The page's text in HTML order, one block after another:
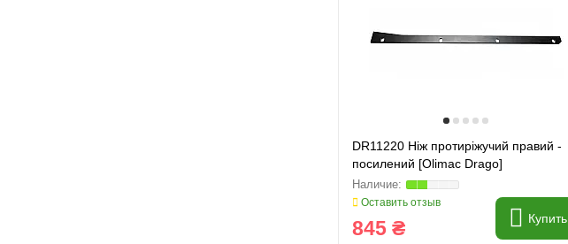
DR11220 Ніж протиріжучий правий -
посилений [Olimac Drago]
Оставить отзыв
845 ₴ Купить